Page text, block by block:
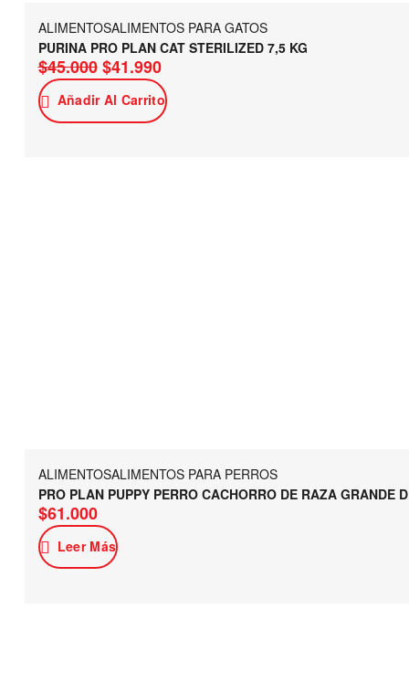
ALIMENTOSALIMENTOS PARA GATOS
PURINA PRO PLAN CAT STERILIZED 7,5 KG
$45.000 $41.990
Añadir Al Carrito
ALIMENTOSALIMENTOS PARA PERROS
PRO PLAN PUPPY PERRO CACHORRO DE RAZA GRANDE
$61.000
Leer Más